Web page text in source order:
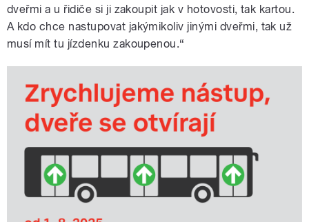
dveřmi a u řidiče si ji zakoupit jak v hotovosti, tak kartou.
A kdo chce nastupovat jakýmikoliv jinými dveřmi, tak už
musí mít tu jízdenku zakoupenou.“